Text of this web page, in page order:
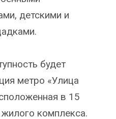
детскими и
будет
метро «Улица
в 15
комплекса.